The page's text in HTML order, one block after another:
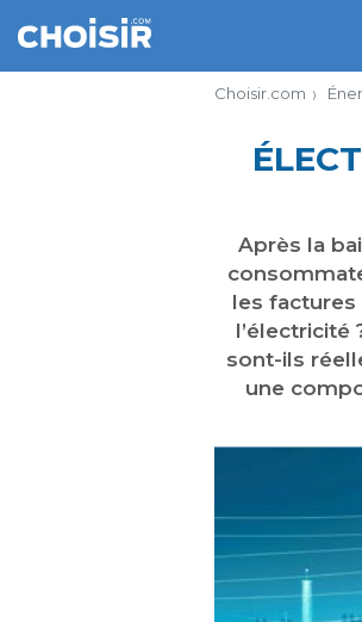
Choisir.com
Après la
les factures
sont-ils
une